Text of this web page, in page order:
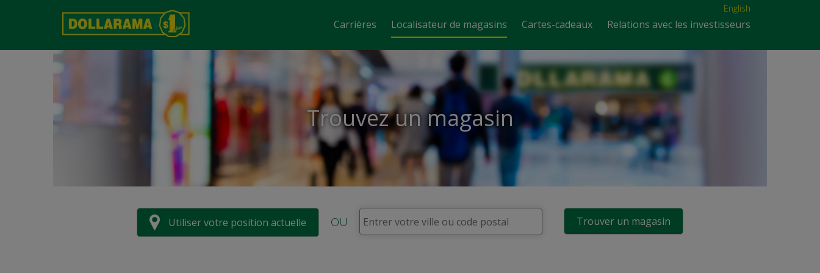
English
Carrières Localisateur de magasins Cartes-cadeaux Relations avec les investisseurs
Trouvez un magasin
Utiliser votre position actuelle OU Trouver un magasin